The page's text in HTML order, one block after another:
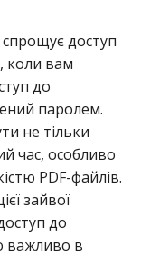
доступ
коли вам
до
паролем.
не тільки
час, особливо
PDF-файлів.
зайвої
до
важливо в